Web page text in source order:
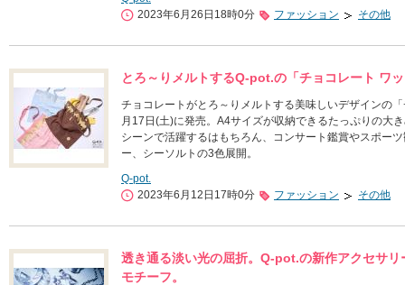
2023年6月26日18時0分
ファッション その他
とろ～りメルトするQ-pot.の「チョコレート ワ
チョコレートがとろ～りメルトする美味しいデザインの
月17日(土)に発売。A4サイズが収納できるたっぷりの大
シーンで活躍するはもちろん、コンサート鑑賞やスポー
ー、シーソルトの3色展開。
Q-pot.
2023年6月12日17時0分
ファッション その他
透き通る淡い光の屈折。Q-pot.の新作アクセサ
モチーフ。